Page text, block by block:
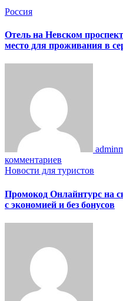
Россия
Отель на Невском
место для проживания в
комментариев
Новости для туристов
Промокод Онлайнтурс на
с экономией и без бонусов